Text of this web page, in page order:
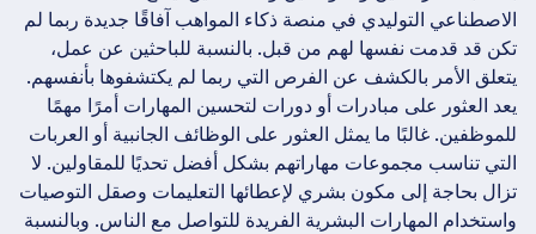
الاصطناعي التوليدي في منصة ذكاء المواهب آفاقًا جديدة ربما لم
تكن قد قدمت نفسها لهم من قبل. بالنسبة للباحثين عن عمل،
يتعلق الأمر بالكشف عن الفرص التي ربما لم يكتشفوها بأنفسهم.
يعد العثور على مبادرات أو دورات لتحسين المهارات أمرًا مهمًا
للموظفين. غالبًا ما يمثل العثور على الوظائف الجانبية أو العربات
التي تناسب مجموعات مهاراتهم بشكل أفضل تحديًا للمقاولين. لا
تزال بحاجة إلى مكون بشري لإعطائها التعليمات وصقل التوصيات
واستخدام المهارات البشرية الفريدة للتواصل مع الناس. وبالنسبة